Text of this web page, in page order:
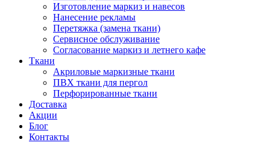
Изготовление маркиз и навесов
Нанесение рекламы
Перетяжка (замена ткани)
Сервисное обслуживание
Согласование маркиз и летнего кафе
Ткани
Акриловые маркизные ткани
ПВХ ткани для пергол
Перфорированные ткани
Доставка
Акции
Блог
Контакты